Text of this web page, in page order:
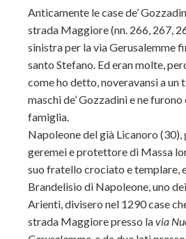
Anticamente le case de’
strada Maggiore (nn. 266, 267,
sinistra per la via Gerusalemme
santo Stefano. Ed eran molte,
come ho detto, noveravansi a un
maschi de’ Gozzadini e ne
famiglia.
Napoleone del già Licanoro (30),
geremei e protettore di Massa
suo fratello crociato e templare,
Brandelisio di Napoleone, uno
Arienti, divisero nel 1290 case
strada Maggiore presso lavia